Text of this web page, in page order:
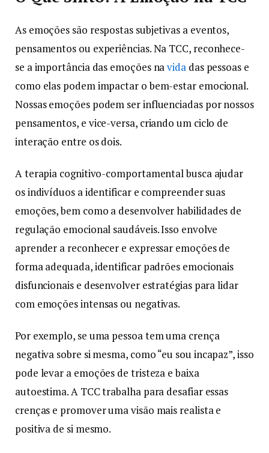
As emoções são respostas subjetivas a eventos,
pensamentos ou experiências. Na TCC, reconhece-
se a importância das emoções navida das pessoas e
como elas podem impactar o bem-estar emocional.
Nossas emoções podem ser influenciadas por nossos
pensamentos, e vice-versa, criando um ciclo de
interação entre os dois.
A terapia cognitivo-comportamental busca ajudar
os indivíduos a identificar e compreender suas
emoções, bem como a desenvolver habilidades de
regulação emocional saudáveis. Isso envolve
aprender a reconhecer e expressar emoções de
forma adequada, identificar padrões emocionais
disfuncionais e desenvolver estratégias para lidar
com emoções intensas ou negativas.
Por exemplo, se uma pessoa tem uma crença
negativa sobre si mesma, como “eu sou incapaz”, isso
pode levar a emoções de tristeza e baixa
autoestima. A TCC trabalha para desafiar essas
crenças e promover uma visão mais realista e
positiva de si mesmo.